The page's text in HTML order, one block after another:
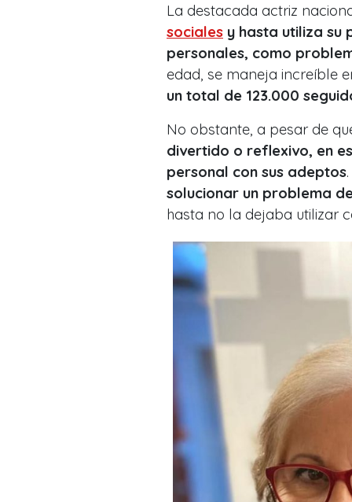
La destacada actriz
sociales y hasta utiliza
personales, como
edad, se maneja increíble
un total de 123.000
No obstante, a pesar de
divertido o reflexivo, en
personal con sus adeptos
solucionar un problema
hasta no la dejaba utilizar